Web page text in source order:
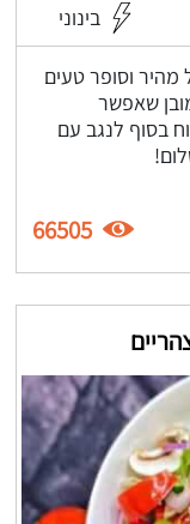
בינוני
וסופר טעים
שאפשר
בסוף לנגב עם
66505